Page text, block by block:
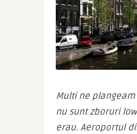
Multi ne
nu sunt zboruri
erau. Aeroportul